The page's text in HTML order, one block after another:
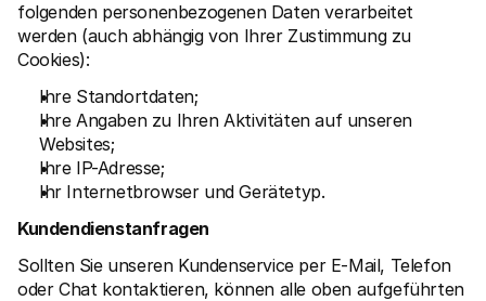
folgenden personenbezogenen Daten verarbeitet
werden (auch abhängig von Ihrer Zustimmung zu
Cookies):
Ihre Standortdaten;
Ihre Angaben zu Ihren Aktivitäten auf unseren
Websites;
Ihre IP-Adresse;
Ihr Internetbrowser und Gerätetyp.
Kundendienstanfragen
Sollten Sie unseren Kundenservice per E-Mail, Telefon
oder Chat kontaktieren, können alle oben aufgeführten